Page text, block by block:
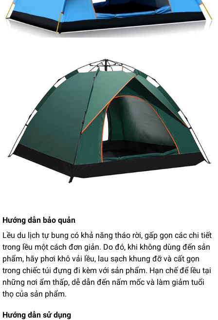
Hướng dẫn bảo quản
Lều du lịch tự bung có khả năng tháo rời, gấp gọn các chi tiết
trong lều một cách đơn giản. Do đó, khi không dùng đến sản
phẩm, hãy phơi khô vải lều, lau sạch khung đỡ và cất gọn
trong chiếc túi đựng đi kèm với sản phẩm. Hạn chế để lều tại
những nơi ẩm thấp, dễ dẫn đến nấm mốc và làm giảm tuổi
thọ của sản phẩm.
Hướng dẫn sử dụng